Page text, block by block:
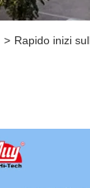
> Rapido inizi